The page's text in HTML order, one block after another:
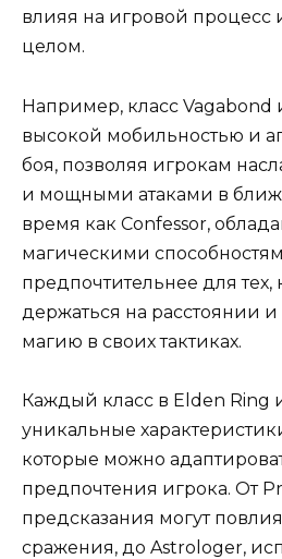
влияя на игровой процесс
целом.
Например, класс Vagabond
высокой мобильностью и
боя, позволяя игрокам
и мощными атаками в
время как Confessor,
магическими
предпочтительнее для тех,
держаться на расстоянии и
магию в своих тактиках.
Каждый класс в Elden Ring
уникальные
которые можно
предпочтения игрока. От
предсказания могут
сражения, до Astrologer,